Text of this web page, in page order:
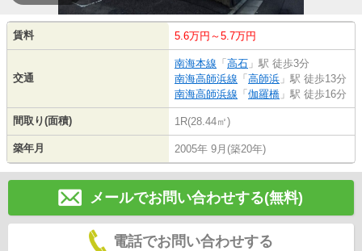
賃料 5.6万円～5.7万円
交通
南海本線 「 高石 」駅 徒歩3分
南海高師浜線 「 高師浜 」駅 徒歩13分
南海高師浜線 「 伽羅橋 」駅 徒歩16分
間取り(面積) 1R(28.44㎡)
築年月 2005年 9月(築20年)
メールでお問い合わせする(無料)
電話でお問い合わせする